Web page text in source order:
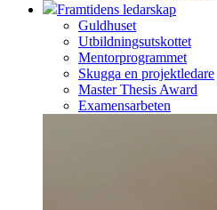
Framtidens ledarskap
Guldhuset
Utbildningsutskottet
Mentorprogrammet
Skugga en projektledare
Master Thesis Award
Examensarbeten